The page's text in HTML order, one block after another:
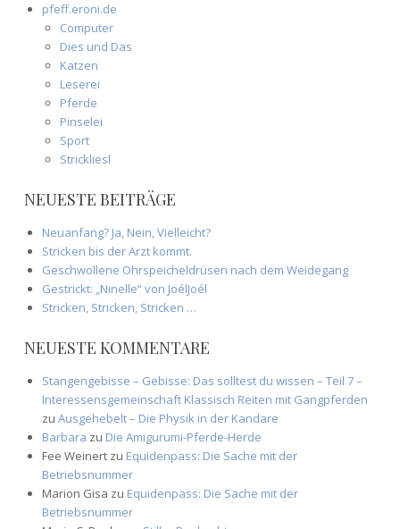
pfeff.eroni.de
Computer
Dies und Das
Katzen
Leserei
Pferde
Pinselei
Sport
Strickliesl
NEUESTE BEITRÄGE
Neuanfang? Ja, Nein, Vielleicht?
Stricken bis der Arzt kommt.
Geschwollene Ohrspeicheldrüsen nach dem Weidegang
Gestrickt: „Ninelle“ von JoélJoél
Stricken, Stricken, Stricken …
NEUESTE KOMMENTARE
Stangengebisse – Gebisse: Das solltest du wissen – Teil 7 –
Interessensgemeinschaft Klassisch Reiten mit Gangpferden
zu Ausgehebelt – Die Physik in der Kandare
Barbara zu Die Amigurumi-Pferde-Herde
Fee Weinertzu Equidenpass: Die Sache mit der
Betriebsnummer
Marion Gisa zu Equidenpass: Die Sache mit der
Betriebsnummer